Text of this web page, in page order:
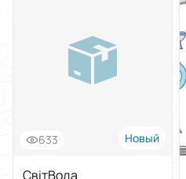
633 Новый
СвітВода